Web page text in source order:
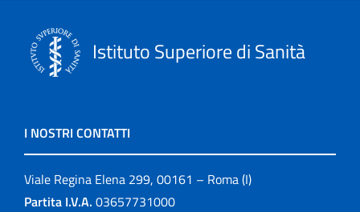
Istituto Superiore di Sanità
I NOSTRI CONTATTI
Viale Regina Elena 299, 00161 – Roma (I)
Partita I.V.A. 03657731000